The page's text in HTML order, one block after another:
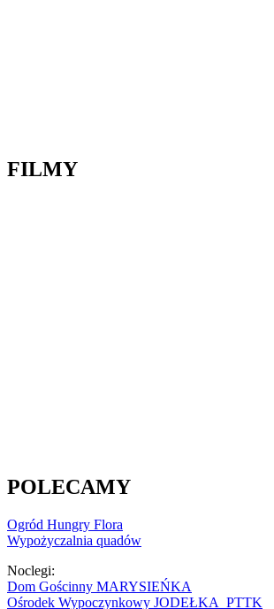
FILMY
POLECAMY
Ogród Hungry Flora
Wypożyczalnia quadów
Noclegi:
Dom Gościnny MARYSIEŃKA
Ośrodek Wypoczynkowy JODEŁKA PTTK